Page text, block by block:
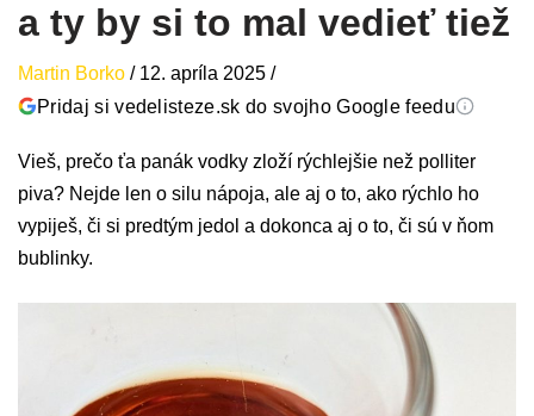
a ty by si to mal vedieť tiež
Martin Borko / 12. apríla 2025 /
Pridaj si vedelisteze.sk do svojho Google feedu
Vieš, prečo ťa panák vodky zloží rýchlejšie než polliter
piva? Nejde len o silu nápoja, ale aj o to, ako rýchlo ho
vypiješ, či si predtým jedol a dokonca aj o to, či sú v ňom
bublinky.